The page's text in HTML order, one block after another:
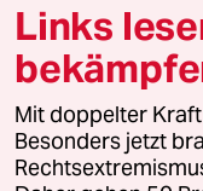
© 2026 taz Verlags
Alle Rechte vorbehalten.
wenden Sie sich bitte an
Links
Mit doppelter
Besonders jetzt